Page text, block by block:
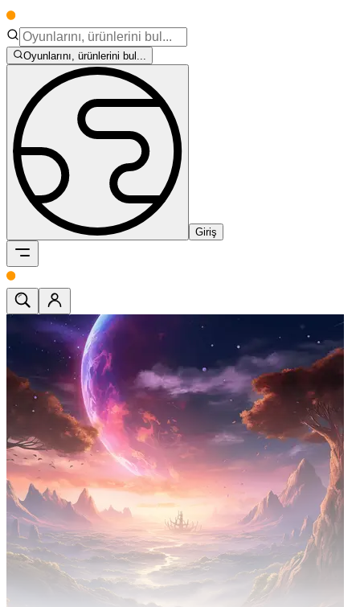
Oyunlarını, ürünlerini bul...
Giriş